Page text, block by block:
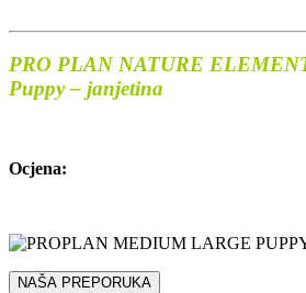
PRO PLAN NATURE
Puppy – janjetina
Ocjena:
NAŠA PREPORUKA